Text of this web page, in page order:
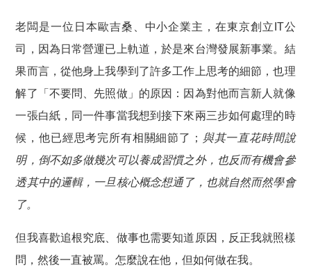
老闆是一位日本歐吉桑、中小企業主，在東京創立IT公
司，因為日常營運已上軌道，於是來台灣發展新事業。結
果而言，從他身上我學到了許多工作上思考的細節，也理
解了「不要問、先照做」的原因：因為對他而言新人就像
一張白紙，同一件事當我想到接下來兩三步如何處理的時
候，他已經思考完所有相關細節了； 與其一直花時間說
明，倒不如多做幾次可以養成習慣之外，也反而有機會參
透其中的邏輯，一旦核心概念想通了，也就自然而然學會
了。
但我喜歡追根究底、做事也需要知道原因，反正我就照樣
問，然後一直被罵。怎麼說在他，但如何做在我。